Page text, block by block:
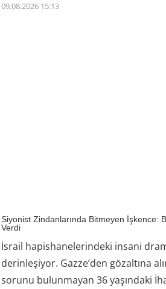
09.08.2026 15:13
Siyonist Zindanlarında Bitmeyen İşkence:
Verdi
İsrail hapishanelerindeki insani dram
derinleşiyor. Gazze’den gözaltına
sorunu bulunmayan 36 yaşındaki